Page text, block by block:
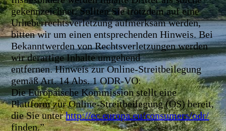
gekennzeichnet. Sollten Sie trotzdem auf eine
Urheberrechtsverletzung aufmerksam werden,
bitten wir um einen entsprechenden Hinweis. Bei
Bekanntwerden von Rechtsverletzungen werden
wir derartige Inhalte umgehend
entfernen. Hinweis zur Online-Streitbeilegung
gemäß Art. 14 Abs. 1 ODR-VO:
Die Europäische Kommission stellt eine
Plattform zur Online-Streitbeilegung (OS) bereit,
die Sie unterhttp://ec.europa.eu/consumers/odr/
finden.”